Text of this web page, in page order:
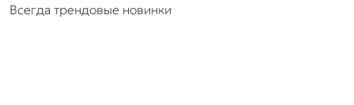
Всегда трендовые новинки